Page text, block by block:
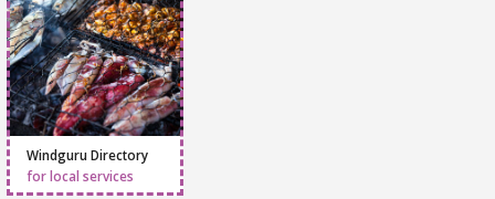
Windguru Directory
for local services